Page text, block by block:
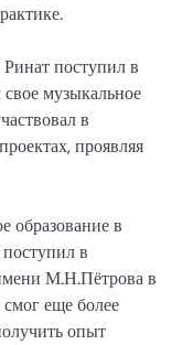
поступил в
музыкальное
в
проявляя
образование в
в
М.Н.Пётрова в
еще более
опыт